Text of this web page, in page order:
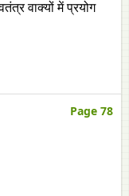
वाक्‍यों में प्रयोग
Page 78